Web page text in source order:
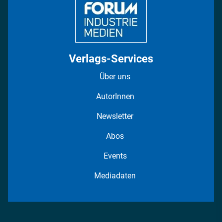
Verlags-Services
Über uns
AutorInnen
Newsletter
Abos
Events
Mediadaten